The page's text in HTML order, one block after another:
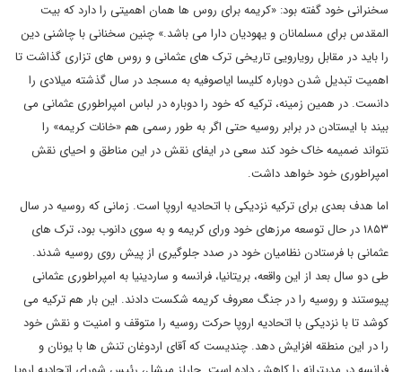
سخنرانی خود گفته بود: «کریمه برای روس ها همان اهمیتی را دارد که بیت
المقدس برای مسلمانان و یهودیان دارا می باشد.» چنین سخنانی با چاشنی دین
را باید در مقابل رویارویی تاریخی ترک های عثمانی و روس های تزاری گذاشت تا
اهمیت تبدیل شدن دوباره کلیسا ایاصوفیه به مسجد در سال گذشته میلادی را
دانست. در همین زمینه، ترکیه که خود را دوباره در لباس امپراطوری عثمانی می
بیند با ایستادن در برابر روسیه حتی اگر به طور رسمی هم «خانات کریمه» را
نتواند ضمیمه خاک خود کند سعی در ایفای نقش در این مناطق و احیای نقش
امپراطوری خود خواهد داشت.
اما هدف بعدی برای ترکیه نزدیکی با اتحادیه اروپا است. زمانی که روسیه در سال
۱۸۵۳ در حال توسعه مرزهای خود ورای کریمه و به سوی دانوب بود، ترک های
عثمانی با فرستادن نظامیان خود در صدد جلوگیری از پیش روی روسیه شدند.
طی دو سال بعد از این واقعه، بریتانیا، فرانسه و ساردینیا به امپراطوری عثمانی
پیوستند و روسیه را در جنگ معروف کریمه شکست دادند. این بار هم ترکیه می
کوشد تا با نزدیکی با اتحادیه اروپا حرکت روسیه را متوقف و امنیت و نقش خود
را در این منطقه افزایش دهد. چندیست که آقای اردوغان تنش ها با یونان و